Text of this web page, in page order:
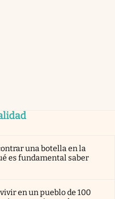
una botella en la
es fundamental saber
en un pueblo de 100